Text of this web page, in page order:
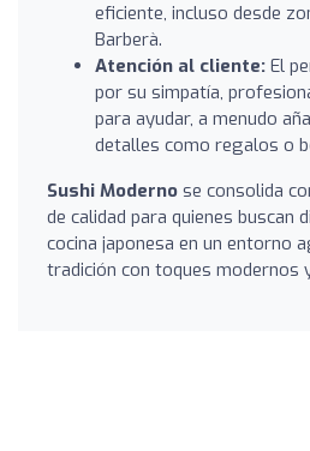
eficiente, incluso desde
Barberà.
Atención al cliente: El
por su simpatía,
para ayudar, a menudo
detalles como regalos o
Sushi Moderno se consolida
de calidad para quienes buscan
cocina japonesa en un entorno
tradición con toques modernos